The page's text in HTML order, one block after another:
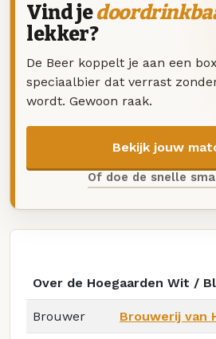
Vind je
lekker?
De Beer koppelt je aan een
speciaalbier dat verrast
wordt. Gewoon raak.
Bekijk jouw
Of doe de snelle
Over de Hoegaarden Wit /
Brouwer Brouwerij van